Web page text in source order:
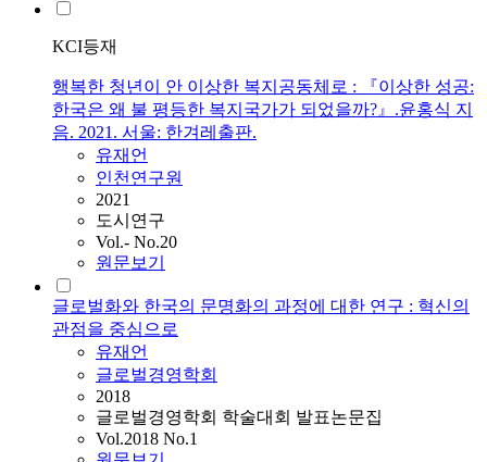
KCI등재
행복한 청년이 안 이상한 복지공동체로 : 『이상한 성공:
한국은 왜 불 평등한 복지국가가 되었을까?』.윤홍식 지
음. 2021. 서울: 한겨레출판.
유재언
인천연구원
2021
도시연구
Vol.- No.20
원문보기
글로벌화와 한국의 문명화의 과정에 대한 연구 : 혁신의
관점을 중심으로
유재언
글로벌경영학회
2018
글로벌경영학회 학술대회 발표논문집
Vol.2018 No.1